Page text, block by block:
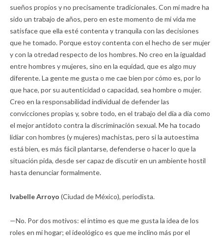
sueños propios y no precisamente tradicionales. Con mi madre ha
sido un trabajo de años, pero en este momento de mi vida me
satisface que ella esté contenta y tranquila con las decisiones
que he tomado. Porque estoy contenta con el hecho de ser mujer
y con la otredad respecto de los hombres. No creo en la igualdad
entre hombres y mujeres, sino en la equidad, que es algo muy
diferente. La gente me gusta o me cae bien por cómo es, por lo
que hace, por su autenticidad o capacidad, sea hombre o mujer.
Creo en la responsabilidad individual de defender las
convicciones propias y, sobre todo, en el trabajo del día a día como
el mejor antídoto contra la discriminación sexual. Me ha tocado
lidiar con hombres (y mujeres) machistas, pero si la autoestima
está bien, es más fácil plantarse, defenderse o hacer lo que la
situación pida, desde ser capaz de discutir en un ambiente hostil
hasta denunciar formalmente.
Ivabelle Arroyo (Ciudad de México), periodista.
—No. Por dos motivos: el íntimo es que me gusta la idea de los
roles en mi hogar; el ideológico es que me inclino más por el